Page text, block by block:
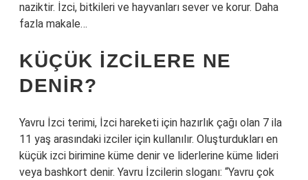
naziktir. İzci, bitkileri ve hayvanları sever ve korur. Daha
fazla makale…
KÜÇÜK IZCILERE NE
DENIR?
Yavru İzci terimi, İzci hareketi için hazırlık çağı olan 7 ila
11 yaş arasındaki izciler için kullanılır. Oluşturdukları en
küçük izci birimine küme denir ve liderlerine küme lideri
veya bashkort denir. Yavru İzcilerin sloganı: “Yavru çok